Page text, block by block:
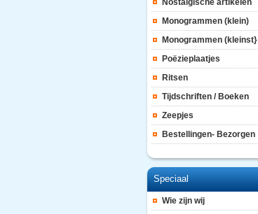
Nostalgische artikelen
Monogrammen (klein)
Monogrammen (kleinst}
Poëzieplaatjes
Ritsen
Tijdschriften / Boeken
Zeepjes
Bestellingen- Bezorgen
Speciaal
Wie zijn wij